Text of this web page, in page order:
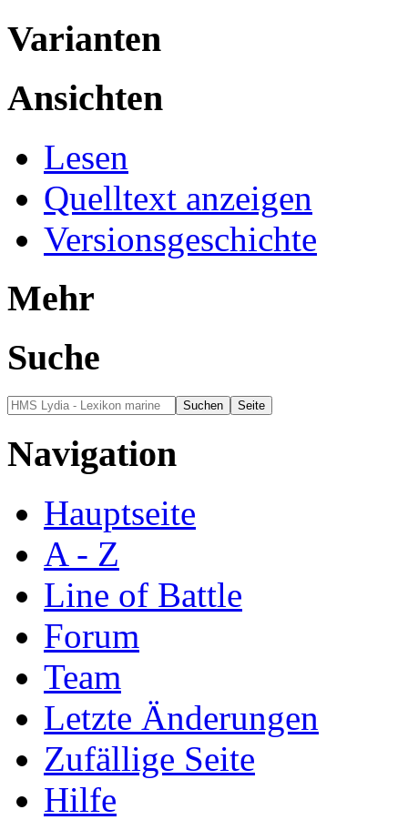
Varianten
Ansichten
Lesen
Quelltext anzeigen
Versionsgeschichte
Mehr
Suche
Navigation
Hauptseite
A - Z
Line of Battle
Forum
Team
Letzte Änderungen
Zufällige Seite
Hilfe